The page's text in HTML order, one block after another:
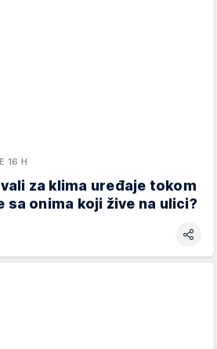
16 H
za klima uređaje tokom
sa onima koji žive na ulici?